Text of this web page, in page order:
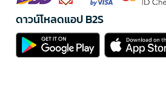
ดาวน์โหลดแอป B2S